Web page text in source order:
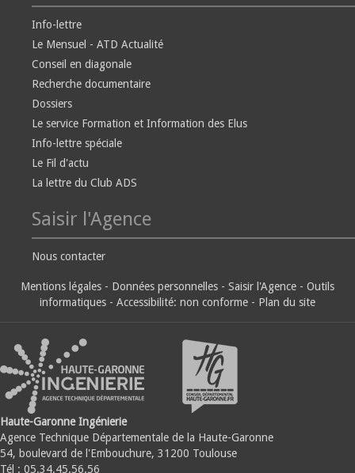
Info-lettre
Le Mensuel - ATD Actualité
Conseil en diagonale
Recherche documentaire
Dossiers
Le service Formation et Information des Elus
Info-lettre spéciale
Le Fil d'actu
La lettre du Club ADS
Saisir l'Agence
Nous contacter
Mentions légales - Données personnelles - Saisir l'Agence - Outils
informatiques - Accessibilité: non conforme - Plan du site
Haute-Garonne Ingénierie
Agence Technique Départementale de la Haute-Garonne
54, boulevard de l'Embouchure, 31200 Toulouse
Tél : 05.34.45.56.56